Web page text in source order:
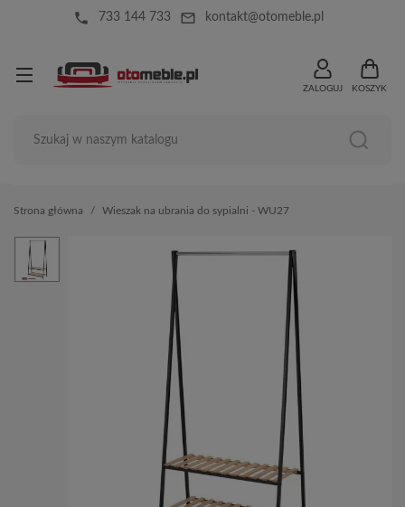
local_phone 733 144 733 mail_outline kontakt@otomeble.pl
ZALOGUJ KOSZYK
Strona główna Wieszak na ubrania do sypialni - WU27